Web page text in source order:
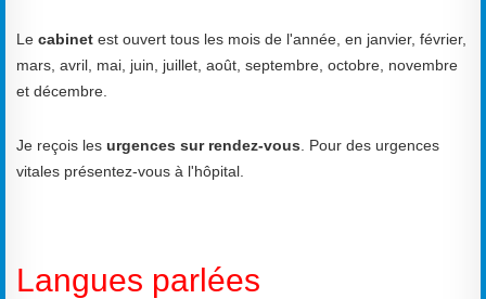
Le cabinet est ouvert tous les mois de l'année, en janvier, février,
mars, avril, mai, juin, juillet, août, septembre, octobre, novembre
et décembre.
Je reçois les urgences sur rendez-vous . Pour des urgences
vitales présentez-vous à l'hôpital.
Langues parlées